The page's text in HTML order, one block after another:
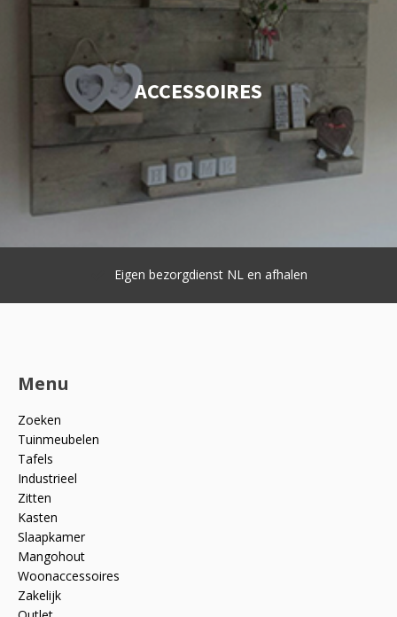
ACCESSOIRES
Op maat gemaakt
Menu
Zoeken
Tuinmeubelen
Tafels
Industrieel
Zitten
Kasten
Slaapkamer
Mangohout
Woonaccessoires
Zakelijk